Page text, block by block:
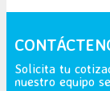
Solicita tu
nuestro equipo